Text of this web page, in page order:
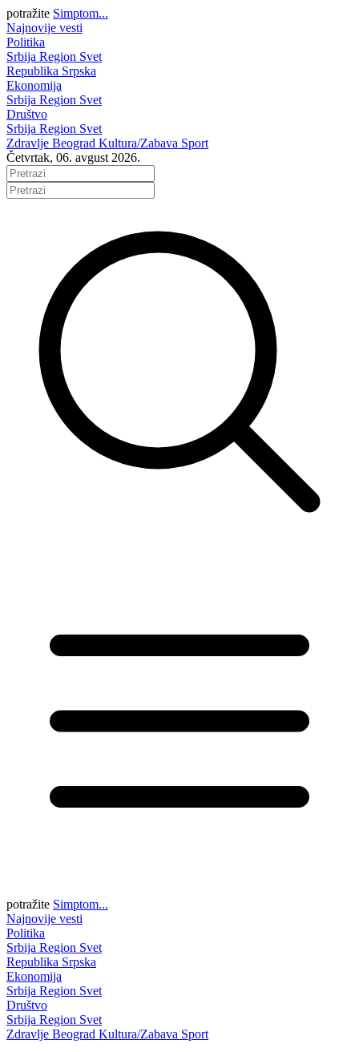
potražite Simptom...
Najnovije vesti
Politika
Srbija Region Svet
Republika Srpska
Ekonomija
Srbija Region Svet
Društvo
Srbija Region Svet
Zdravlje Beograd Kultura/Zabava Sport
Četvrtak, 06. avgust 2026.
potražite Simptom...
Najnovije vesti
Politika
Srbija Region Svet
Republika Srpska
Ekonomija
Srbija Region Svet
Društvo
Srbija Region Svet
Zdravlje Beograd Kultura/Zabava Sport